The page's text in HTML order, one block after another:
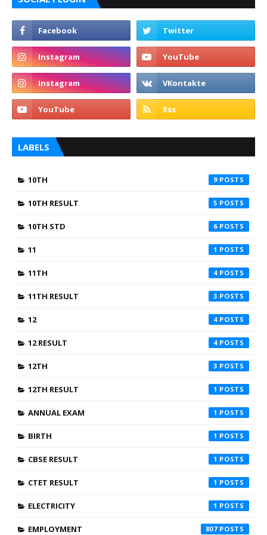
LABELS
10TH 9
10TH RESULT 5
10TH STD 6
11 1
11TH 4
11TH RESULT 3
12 4
12 RESULT 4
12TH 3
12TH RESULT 1
ANNUAL EXAM 1
BIRTH 1
CBSE RESULT 1
CTET RESULT 1
ELECTRICITY 1
EMPLOYMENT 807